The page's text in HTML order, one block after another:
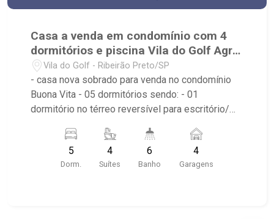
Casa a venda em condomínio com 4
dormitórios e piscina Vila do Golf Agra
Ribeirão
Vila do Golf - Ribeirão Preto/SP
- casa nova sobrado para venda no condomínio
Buona Vita - 05 dormitórios sendo: - 01
dormitório no térreo reversível para escritório/
armário e ar condicionado; - uma delas sendo
suíte master com closet e duas cubas e dois
chuveiros; - sala para 02 ambientes; - banheiro
5
Dorm.
4
Suítes
6
Banho
4
Garagens